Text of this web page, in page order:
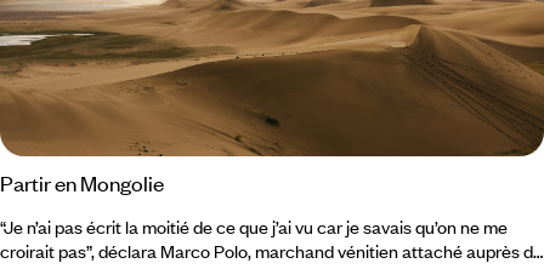
Partir en Mongolie
“Je n’ai pas écrit la moitié de ce que j’ai vu car je savais qu’on ne me
croirait pas”, déclara Marco Polo, marchand vénitien attaché auprès de